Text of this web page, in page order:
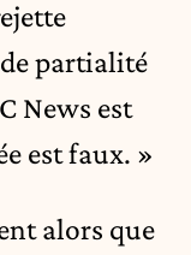
partialité
News est
est faux. »
alors que